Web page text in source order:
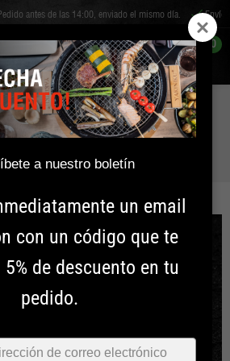
de las 14:00, enviado el mismo día. Envío a todo el
0
recetas de shichirin
de albahaca
a nuestro boletín
un email
con un código que te
de descuento en tu
pedido.